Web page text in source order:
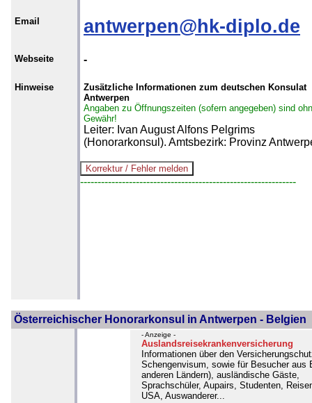
Email antwerpen@hk-diplo.de
Webseite -
Hinweise
Zusätzliche Informationen zum deutschen Konsulat
Antwerpen
Angaben zu Öffnungszeiten (sofern angegeben) sind
Gewähr!
Leiter: Ivan August Alfons Pelgrims
(Honorarkonsul). Amtsbezirk: Provinz
--------------------------------------------------------------
Österreichischer Honorarkonsul in Antwerpen - Belgien
- Anzeige -
Auslandsreisekrankenversicherung
Informationen über den
Schengenvisum, sowie für Besucher aus
anderen Ländern), ausländische Gäste,
Sprachschüler, Aupairs, Studenten,
USA, Auswanderer...